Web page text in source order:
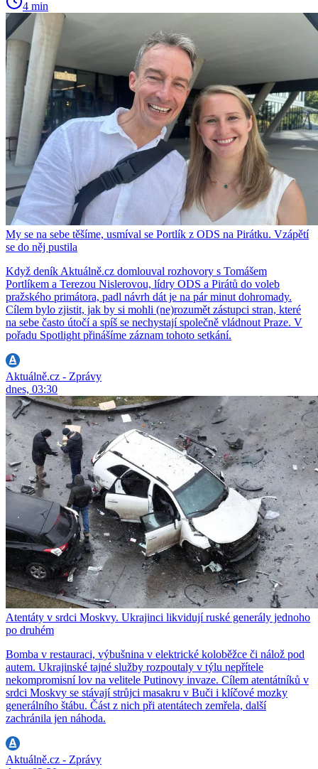
4 min
My se na sebe těšíme, usmíval se Portlík z ODS na Pirátku. Vzápětí
se do něj pustila
Když deník Aktuálně.cz domlouval rozhovory s Tomášem
Portlíkem a Terezou Nislerovou, lídry ODS a Pirátů do voleb
pražského primátora, padl návrh dát je na pár minut dohromady.
Cílem bylo zjistit, jak by si mohli (ne)rozumět zástupci stran, které
na sebe často útočí a spíš se nechystají společně vládnout Praze. V
pořadu Spotlight přinášíme záznam tohoto setkání.
Aktuálně.cz - Zprávy
dnes, 03:30
Atentáty v srdci Moskvy. Ukrajinci likvidují ruské generály jednoho
po druhém
Bomba v restauraci, výbušnina v elektrické koloběžce či nálož pod
autem. Ukrajinské tajné služby rozpoutaly v týlu nepřítele
nekompromisní lov na velitele Putinovy invaze. Cílem atentátníků v
srdci Moskvy se stávají strůjci masakru v Buči i klíčové mozky
generálního štábu. Část z nich při atentátech zemřela, další
zachránila jen náhoda.
Aktuálně.cz - Zprávy